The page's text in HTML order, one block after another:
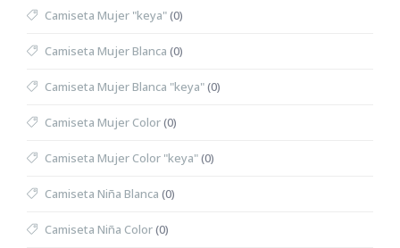
Camiseta Mujer "keya"(0)
Camiseta Mujer Blanca (0)
Camiseta Mujer Blanca "keya"(0)
Camiseta Mujer Color(0)
Camiseta Mujer Color "keya"(0)
Camiseta Niña Blanca (0)
Camiseta Niña Color(0)